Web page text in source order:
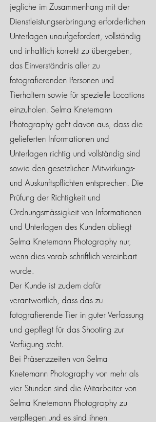
jegliche im Zusammenhang mit der
Dienstleistungserbringung erforderlichen
Unterlagen unaufgefordert, vollständig
und inhaltlich korrekt zu übergeben,
das Einverständnis aller zu
fotografierenden Personen und
Tierhaltern sowie für spezielle Locations
einzuholen. Selma Knetemann
Photography geht davon aus, dass die
gelieferten Informationen und
Unterlagen richtig und vollständig sind
sowie den gesetzlichen Mitwirkungs-
und Auskunftspflichten entsprechen. Die
Prüfung der Richtigkeit und
Ordnungsmässigkeit von Informationen
und Unterlagen des Kunden obliegt
Selma Knetemann Photography nur,
wenn dies vorab schriftlich vereinbart
wurde.
Der Kunde ist zudem dafür
verantwortlich, dass das zu
fotografierende Tier in guter Verfassung
und gepflegt für das Shooting zur
Verfügung steht.
Bei Präsenzzeiten von Selma
Knetemann Photography von mehr als
vier Stunden sind die Mitarbeiter von
Selma Knetemann Photography zu
verpflegen und es sind ihnen